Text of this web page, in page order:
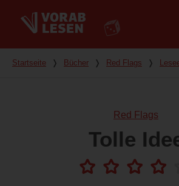
Du bist hier
Startseite ❭ Bücher ❭ Red Flags ❭
Red Flags
Tolle